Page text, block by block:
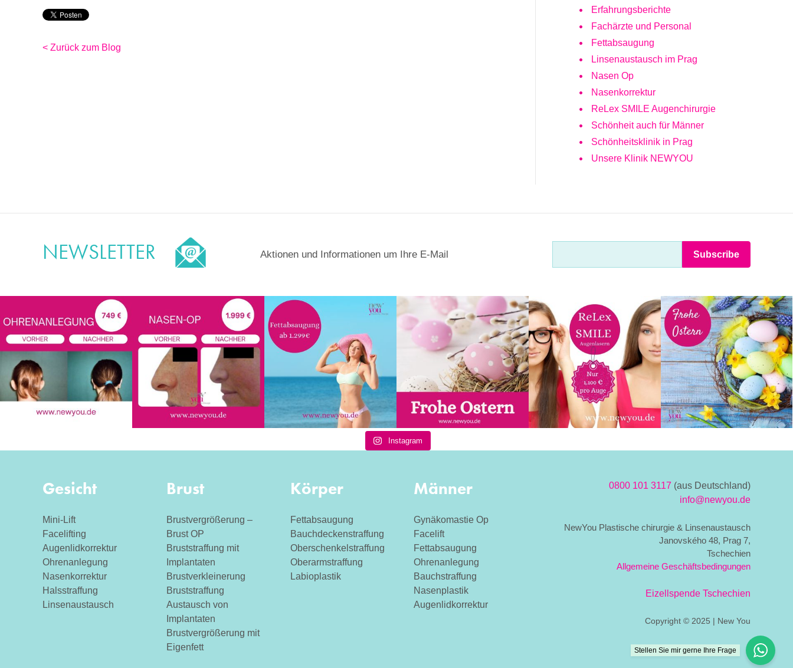
< Zurück zum Blog
Erfahrungsberichte
Fachärzte und Personal
Fettabsaugung
Linsenaustausch im Prag
Nasen Op
Nasenkorrektur
ReLex SMILE Augenchirurgie
Schönheit auch für Männer
Schönheitsklinik in Prag
Unsere Klinik NEWYOU
NEWSLETTER Aktionen und Informationen um Ihre E-Mail
Instagram
Gesicht
Mini-Lift
Facelifting
Augenlidkorrektur
Ohrenanlegung
Nasenkorrektur
Halsstraffung
Linsenaustausch
Brust
Brustvergrößerung –
Brust OP
Bruststraffung mit
Implantaten
Brustverkleinerung
Bruststraffung
Austausch von
Implantaten
Brustvergrößerung mit
Eigenfett
Körper
Fettabsaugung
Bauchdeckenstraffung
Oberschenkelstraffung
Oberarmstraffung
Labioplastik
Männer
Gynäkomastie Op
Facelift
Fettabsaugung
Ohrenanlegung
Bauchstraffung
Nasenplastik
Augenlidkorrektur
0800 101 3117 (aus Deutschland)
info@newyou.de
NewYou Plastische chirurgie & Linsenaustausch
Janovského 48, Prag 7,
Tschechien
Allgemeine Geschäftsbedingungen
Eizellspende Tschechien
Copyright © 2025 | New You
Stellen Sie mir gerne Ihre Frage